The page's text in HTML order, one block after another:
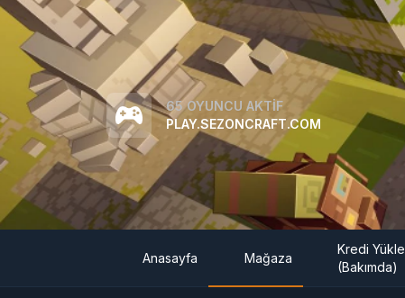
65 OYUNCU AKTIF
PLAY.SEZONCRAFT.COM
Anasayfa Mağaza
Kredi Yükle
(Bakımda)